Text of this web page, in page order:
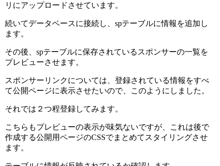
リにアップロードさせています。
続いてデータベースに接続し、spテーブルに情報を追加し
ます。
その後、spテーブルに保存されているスポンサーの一覧を
プレビューさせます。
スポンサーリンクについては、登録されている情報をすべ
て公開ページに表示させたいので、このようにしました。
それでは２つ程登録してみます。
こちらもプレビューの表示が味気ないですが、これは後で
作成する公開用ページのCSSでまとめてスタイリングさせ
ます。